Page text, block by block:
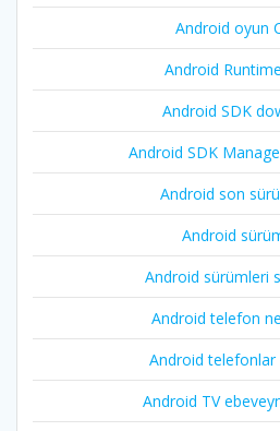
Android oyun
Android
Android SDK
Android SDK
Android son
Android
Android sürümleri
Android telefon
Android telefonlar
Android TV